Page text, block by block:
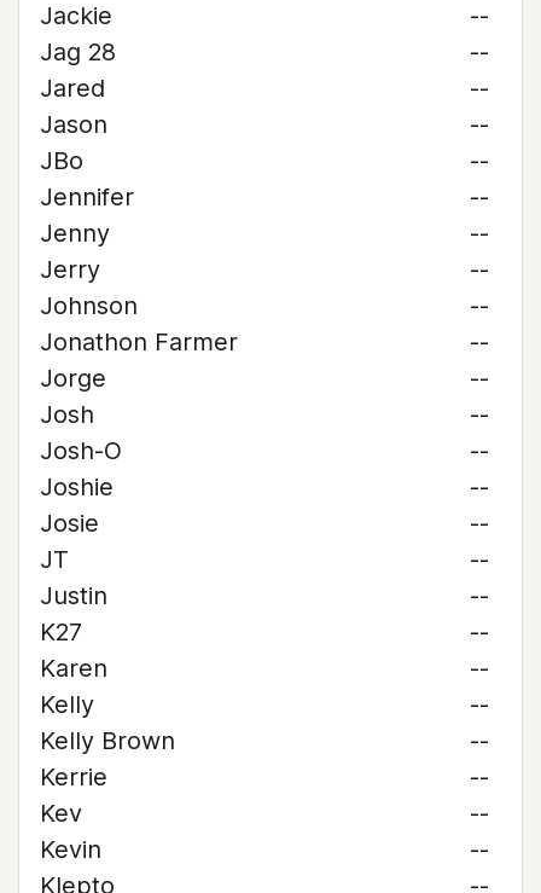
Jackie
--
Jag 28
--
Jared
--
Jason
--
JBo
--
Jennifer
--
Jenny
--
Jerry
--
Johnson
--
Jonathon Farmer
--
Jorge
--
Josh
--
Josh-O
--
Joshie
--
Josie
--
JT
--
Justin
--
K27
--
Karen
--
Kelly
--
Kelly Brown
--
Kerrie
--
Kev
--
Kevin
--
Klepto
--